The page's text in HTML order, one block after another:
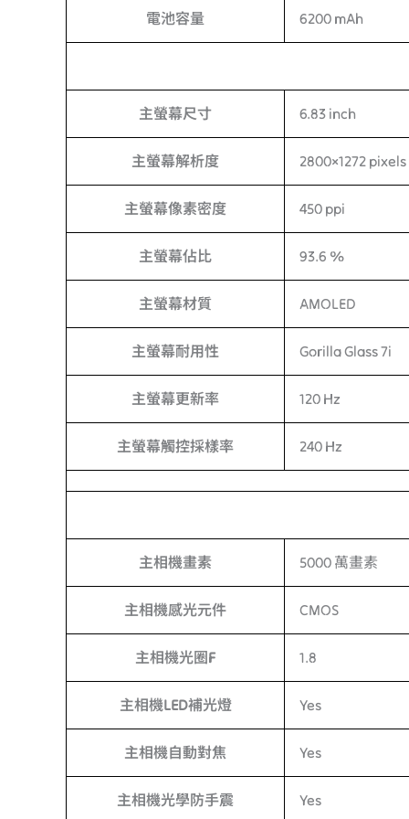
電池容量 6200 mAh
主螢幕尺寸 6.83 inch
主螢幕解析度 2800×1272 pixels
主螢幕像素密度 450 ppi
主螢幕佔比 93.6 %
主螢幕材質 AMOLED
主螢幕耐用性 Gorilla Glass 7i
主螢幕更新率 120 Hz
主螢幕觸控採樣率 240 Hz
主相機畫素 5000 萬畫素
主相機感光元件 CMOS
主相機光圈F 1.8
主相機LED補光燈 Yes
主相機自動對焦 Yes
主相機光學防手震 Yes